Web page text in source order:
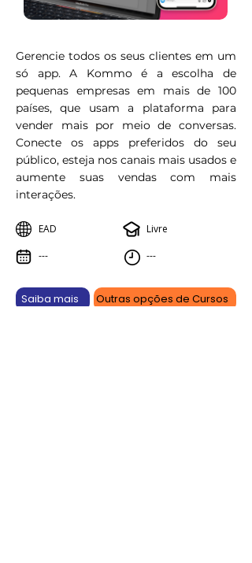
Gerencie todos os seus clientes em um
só app. A Kommo é a escolha de
pequenas empresas em mais de 100
países, que usam a plataforma para
vender mais por meio de conversas.
Conecte os apps preferidos do seu
público, esteja nos canais mais usados e
aumente suas vendas com mais
interações.
EAD
---
Livre
---
Saiba mais Outras opções de Cursos